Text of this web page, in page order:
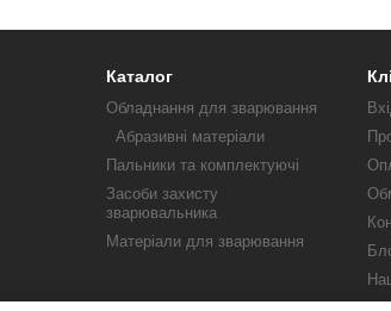
Каталог
Обладнання для зварювання
Абразивні матеріали
Пальники та комплектуючі
Засоби захисту
зварювальника
Матеріали для зварювання